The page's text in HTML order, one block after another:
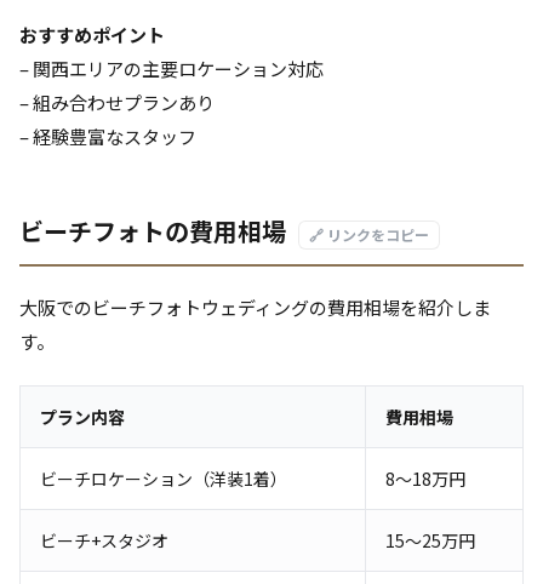
おすすめポイント
– 関西エリアの主要ロケーション対応
– 組み合わせプランあり
– 経験豊富なスタッフ
ビーチフォトの費用相場 🔗 リンクをコピー
大阪でのビーチフォトウェディングの費用相場を紹介しま
す。
プラン内容 費用相場
ビーチロケーション（洋装1着） 8〜18万円
ビーチ+スタジオ 15〜25万円